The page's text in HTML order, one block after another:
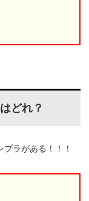
どれ？
ラがある！！！